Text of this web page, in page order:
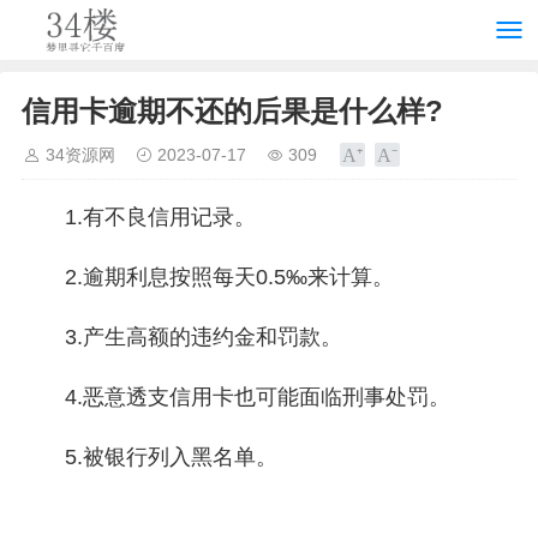
信用卡逾期不还的后果是什么样?
34资源网 2023-07-17 309
1.有不良信用记录。
2.逾期利息按照每天0.5‰来计算。
3.产生高额的违约金和罚款。
4.恶意透支信用卡也可能面临刑事处罚。
5.被银行列入黑名单。